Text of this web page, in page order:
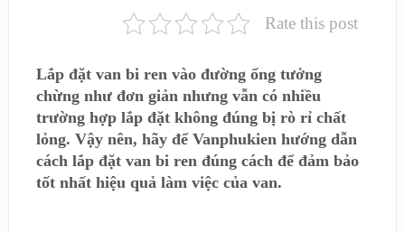
Rate this post
Lắp đặt van bi ren vào đường ống tưởng
chừng như đơn giản nhưng vẫn có nhiều
trường hợp lắp đặt không đúng bị rò rỉ chất
lỏng. Vậy nên, hãy để Vanphukien hướng dẫn
cách lắp đặt van bi ren đúng cách để đảm bảo
tốt nhất hiệu quả làm việc của van.